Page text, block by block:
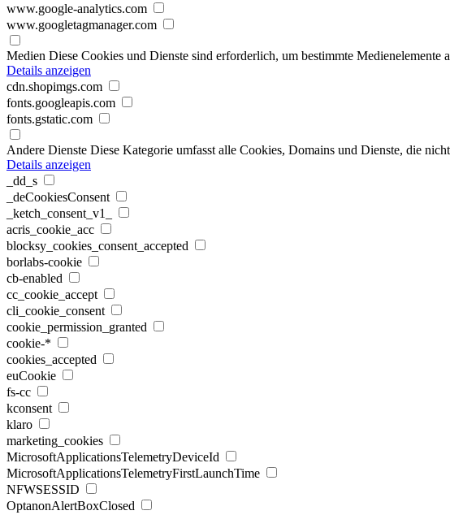
www.google-analytics.com
www.googletagmanager.com
Medien Diese Cookies und Dienste sind erforderlich, um bestimmte
Details anzeigen
cdn.shopimgs.com
fonts.googleapis.com
fonts.gstatic.com
Andere Dienste Diese Kategorie umfasst alle Cookies, Domains und Dienste, die
Details anzeigen
_dd_s
_deCookiesConsent
_ketch_consent_v1_
acris_cookie_acc
blocksy_cookies_consent_accepted
borlabs-cookie
cb-enabled
cc_cookie_accept
cli_cookie_consent
cookie_permission_granted
cookie-*
cookies_accepted
euCookie
fs-cc
kconsent
klaro
marketing_cookies
MicrosoftApplicationsTelemetryDeviceId
MicrosoftApplicationsTelemetryFirstLaunchTime
NFWSESSID
OptanonAlertBoxClosed